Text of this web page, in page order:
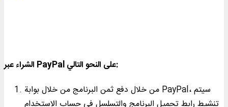
الشراء عبر PayPal على النحو التالي:
من خلال دفع ثمن البرنامج من خلال بوابة PayPal، سيتم
تنشيط رابط تحميل البرنامج والتسلسل في حساب الاستخدام